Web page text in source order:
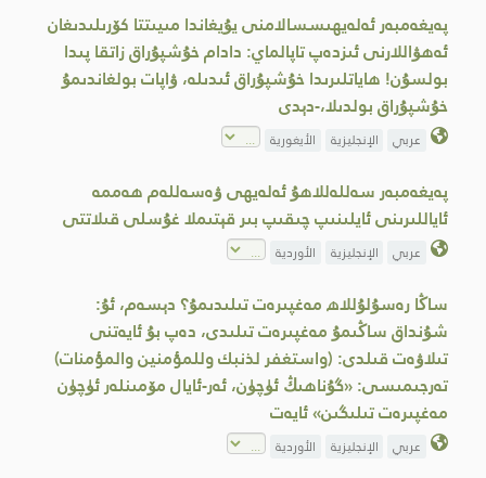
پەيغەمبەر ئەلەيھىسسالامنى يۇيغاندا مىيىتتا كۆرىلىدىغان
ئەھۋاللارنى ئىزدەپ تاپالماي: دادام خۇشپۇراق زاتقا پىدا
بولسۇن! ھاياتلىرىدا خۇشپۇراق ئىدىلە، ۋاپات بولغاندىمۇ
خۇشپۇراق بولدىلا،-دېدى
عربي الإنجليزية الأيغورية
پەيغەمبەر سەللەللاھۇ ئەلەيھى ۋەسەللەم ھەممە
ئاياللىرىنى ئايلىنىپ چىقىپ بىر قېتىملا غۇسلى قىلاتتى
عربي الإنجليزية الأوردية
ساڭا رەسۇلۇللاھ مەغپىرەت تىلىدىمۇ؟ دېسەم، ئۇ:
شۇنداق ساڭىمۇ مەغپىرەت تىلىدى، دەپ بۇ ئايەتنى
تىلاۋەت قىلدى: (واستغفر لذنبك وللمؤمنين والمؤمنات)
تەرجىمىسى: «گۇناھىڭ ئۈچۈن، ئەر-ئايال مۆمىنلەر ئۈچۈن
مەغپىرەت تىلىگىن» ئايەت
عربي الإنجليزية الأوردية